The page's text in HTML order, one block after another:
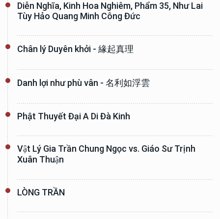
Diễn Nghĩa, Kinh Hoa Nghiêm, Phẩm 35, Như Lai
Tùy Hảo Quang Minh Công Đức
Chân lý Duyên khởi - 緣起真理
Danh lợi như phù vân - 名利如浮雲
Phật Thuyết Đại A Di Đà Kinh
Vật Lý Gia Trần Chung Ngọc vs. Giáo Sư Trịnh
Xuân Thuận
LÒNG TRẦN